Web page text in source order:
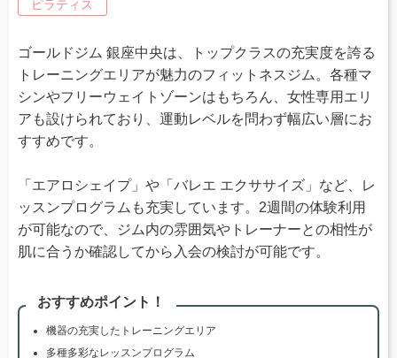
ピラティス
ゴールドジム 銀座中央は、トップクラスの充実度を誇る
トレーニングエリアが魅力のフィットネスジム。各種マ
シンやフリーウェイトゾーンはもちろん、女性専用エリ
アも設けられており、運動レベルを問わず幅広い層にお
すすめです。
「エアロシェイプ」や「バレエ エクササイズ」など、レ
ッスンプログラムも充実しています。2週間の体験利用
が可能なので、ジム内の雰囲気やトレーナーとの相性が
肌に合うか確認してから入会の検討が可能です。
おすすめポイント！
機器の充実したトレーニングエリア
多種多彩なレッスンプログラム